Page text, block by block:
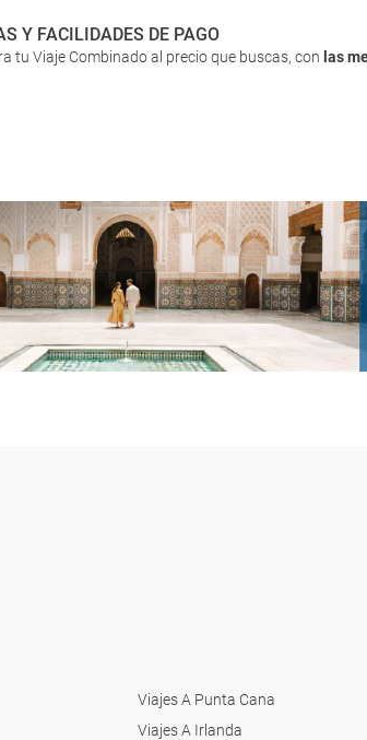
Y FACILIDADES DE PAGO
tu Viaje Combinado al precio que buscas, con las
Viajes A Punta Cana
Viajes A Irlanda